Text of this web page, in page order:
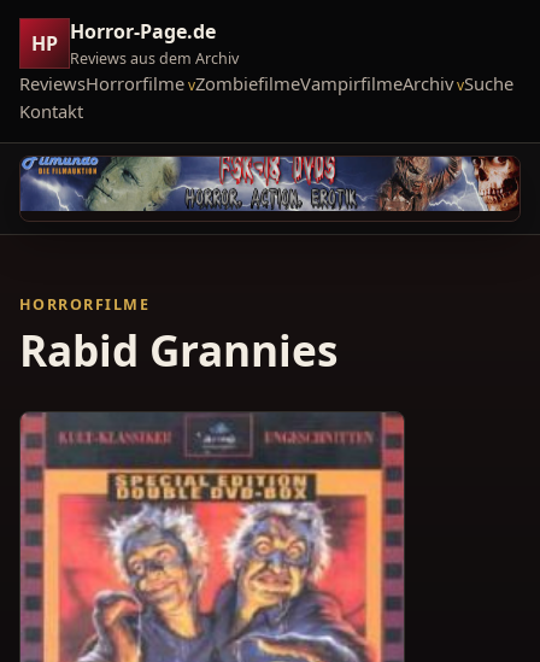
HP Horror-Page.de
Reviews aus dem Archiv
ReviewsHorrorfilme ZombiefilmeVampirfilmeArchiv Suche
Kontakt
HORRORFILME
Rabid Grannies